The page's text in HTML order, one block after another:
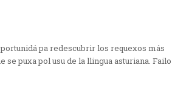
pa redescubrir los requexos más
se puxa pol usu de la llingua asturiana. Failo